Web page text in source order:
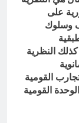
على
وسلوك
النظرية
القومية
القومية